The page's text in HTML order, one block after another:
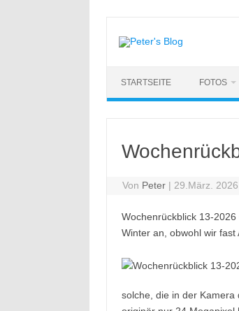
springen
STARTSEITE FOTOS
Von Peter | 29.März. 2026
Wochenrückblick 13-
Winter an, obwohl wir fast
solche, die in der Kamera